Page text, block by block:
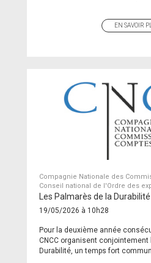
EN SAVOIR
Compagnie Nationale des
Conseil national de l'Ordre des
Les Palmarès de la
19/05/2026 à 10h28
Pour la deuxième année
CNCC organisent conjointement
Durabilité, un temps fort